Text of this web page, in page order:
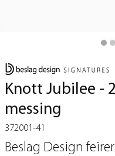
Knott Jubilee -
messing
372001-41
Beslag Design